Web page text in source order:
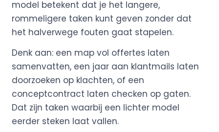
model betekent dat je het langere,
rommeligere taken kunt geven zonder dat
het halverwege fouten gaat stapelen.
Denk aan: een map vol offertes laten
samenvatten, een jaar aan klantmails laten
doorzoeken op klachten, of een
conceptcontract laten checken op gaten.
Dat zijn taken waarbij een lichter model
eerder steken laat vallen.